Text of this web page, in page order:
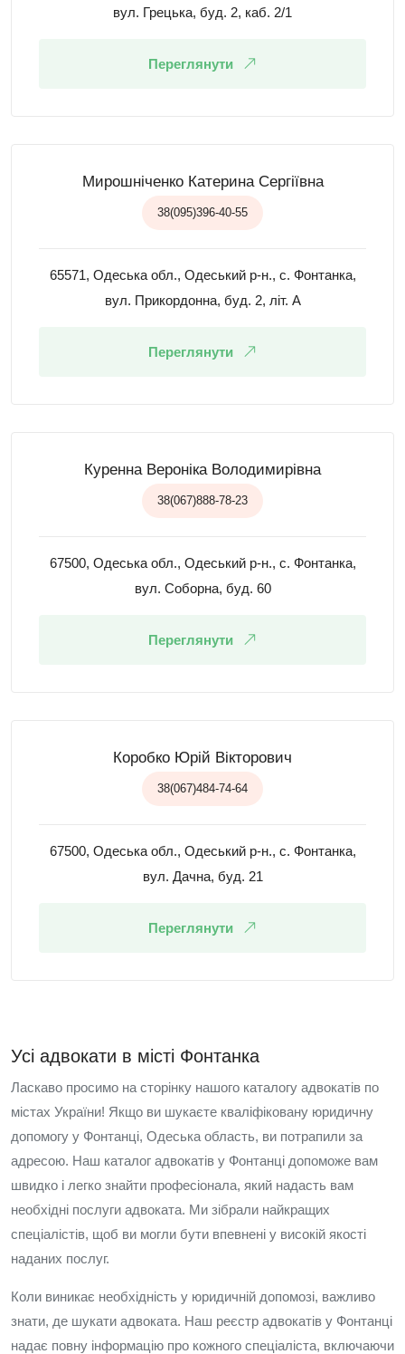
вул. Грецька, буд. 2, каб. 2/1
Переглянути
Мирошніченко Катерина Сергіївна
38(095)396-40-55
65571, Одеська обл., Одеський р-н., с. Фонтанка,
вул. Прикордонна, буд. 2, літ. А
Переглянути
Куренна Вероніка Володимирівна
38(067)888-78-23
67500, Одеська обл., Одеський р-н., с. Фонтанка,
вул. Соборна, буд. 60
Переглянути
Коробко Юрій Вікторович
38(067)484-74-64
67500, Одеська обл., Одеський р-н., с. Фонтанка,
вул. Дачна, буд. 21
Переглянути
Усі адвокати в місті Фонтанка
Ласкаво просимо на сторінку нашого каталогу адвокатів по
містах України! Якщо ви шукаєте кваліфіковану юридичну
допомогу у Фонтанці, Одеська область, ви потрапили за
адресою. Наш каталог адвокатів у Фонтанці допоможе вам
швидко і легко знайти професіонала, який надасть вам
необхідні послуги адвоката. Ми зібрали найкращих
спеціалістів, щоб ви могли бути впевнені у високій якості
наданих послуг.
Коли виникає необхідність у юридичній допомозі, важливо
знати, де шукати адвоката. Наш реєстр адвокатів у Фонтанці
надає повну інформацію про кожного спеціаліста, включаючи